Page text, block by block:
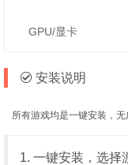
GPU/显卡
安装说明
所有游戏均是一键安装，
1. 一键安装，选择